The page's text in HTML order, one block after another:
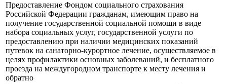
Предоставление Фондом социального страхования
Российской Федерации гражданам, имеющим право на
получение государственной социальной помощи в виде
набора социальных услуг, государственной услуги по
предоставлению при наличии медицинских показаний
путевок на санаторно-курортное лечение, осуществляемое в
целях профилактики основных заболеваний, и бесплатного
проезда на междугородном транспорте к месту лечения и
обратно